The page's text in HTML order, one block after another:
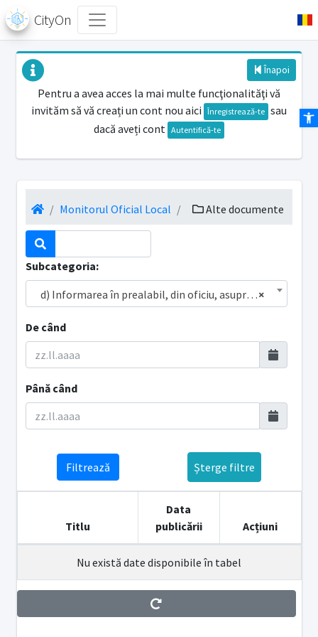
CityOn
Înapoi
Pentru a avea acces la mai multe funcţionalităţi vă
invităm să vă creați un cont nou aici Înregistrează-te sau
dacă aveți cont Autentifică-te
Monitorul Oficial Local Alte documente
Subcategoria:
×
d) Informarea în prealabil, din oficiu, asupra proiectelor de acte administrative, cu caracter normativ
De când
Până când
Filtrează Șterge filtre
Titlu
Data
publicării
Acțiuni
Nu există date disponibile în tabel